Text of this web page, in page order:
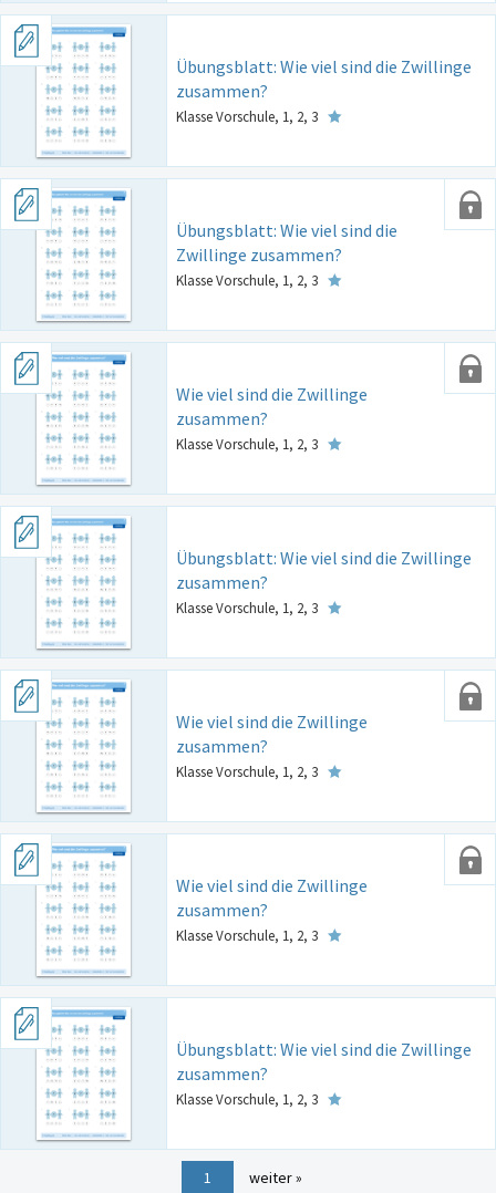
Übungsblatt: Wie viel sind die Zwillinge
zusammen?
Klasse Vorschule, 1, 2, 3
Übungsblatt: Wie viel sind die
Zwillinge zusammen?
Klasse Vorschule, 1, 2, 3
Wie viel sind die Zwillinge
zusammen?
Klasse Vorschule, 1, 2, 3
Übungsblatt: Wie viel sind die Zwillinge
zusammen?
Klasse Vorschule, 1, 2, 3
Wie viel sind die Zwillinge
zusammen?
Klasse Vorschule, 1, 2, 3
Wie viel sind die Zwillinge
zusammen?
Klasse Vorschule, 1, 2, 3
Übungsblatt: Wie viel sind die Zwillinge
zusammen?
Klasse Vorschule, 1, 2, 3
1 weiter »